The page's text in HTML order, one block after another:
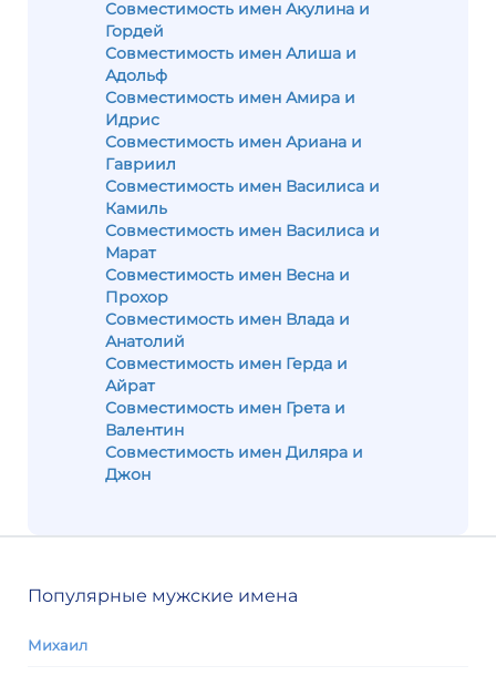
Совместимость имен Акулина и
Гордей
Совместимость имен Алиша и
Адольф
Совместимость имен Амира и
Идрис
Совместимость имен Ариана и
Гавриил
Совместимость имен Василиса и
Камиль
Совместимость имен Василиса и
Марат
Совместимость имен Весна и
Прохор
Совместимость имен Влада и
Анатолий
Совместимость имен Герда и
Айрат
Совместимость имен Грета и
Валентин
Совместимость имен Диляра и
Джон
Популярные мужские имена
Михаил